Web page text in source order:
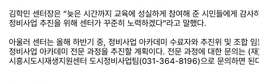
김학민 센터장은 “늦은 시간까지 교육에 성실하게 참여해 준 시민들에게 감사하
정비사업 추진을 위해 센터가 꾸준히 노력하겠다”라고 말했다.
아울러 센터는 올해 하반기 중, 정비사업 아카데미 수료자와 추진위 및 조합 임
정비사업 아카데미 전문 과정을 추진할 계획이다. 전문 과정에 대한 문의는 (재)
시흥시도시재생지원센터 도시정비사업팀(031-364-8196)으로 문의하면 된다.